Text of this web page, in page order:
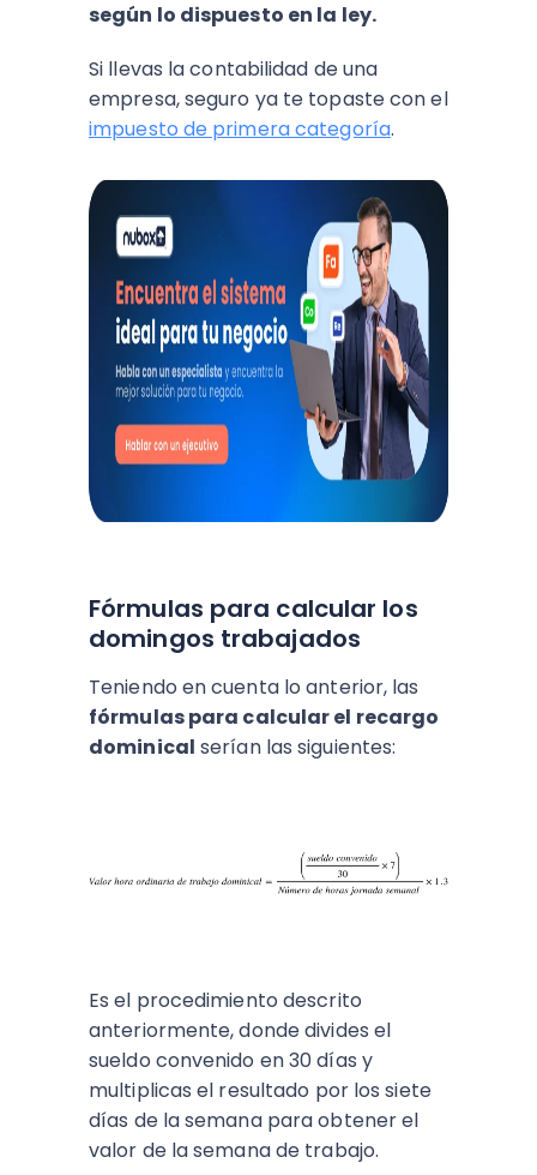
según lo dispuesto en la ley.
Si llevas la contabilidad de una
empresa, seguro ya te topaste con el
impuesto de primera categoría.
Fórmulas para calcular los
domingos trabajados
Teniendo en cuenta lo anterior, las
fórmulas para calcular el recargo
dominical serían las siguientes:
Es el procedimiento descrito
anteriormente, donde divides el
sueldo convenido en 30 días y
multiplicas el resultado por los siete
días de la semana para obtener el
valor de la semana de trabajo.